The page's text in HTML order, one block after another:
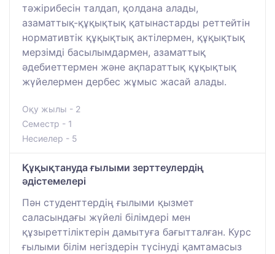
тәжірибесін талдап, қолдана алады,
азаматтық-құқықтық қатынастарды реттейтін
нормативтік құқықтық актілермен, құқықтық
мерзімді басылымдармен, азаматтық
әдебиеттермен және ақпараттық құқықтық
жүйелермен дербес жұмыс жасай алады.
Оқу жылы - 2
Семестр - 1
Несиелер - 5
Құқықтануда ғылыми зерттеулердің
әдістемелері
Пән студенттердің ғылыми қызмет
саласындағы жүйелі білімдері мен
құзыреттіліктерін дамытуға бағытталған. Курс
ғылыми білім негіздерін түсінуді қамтамасыз